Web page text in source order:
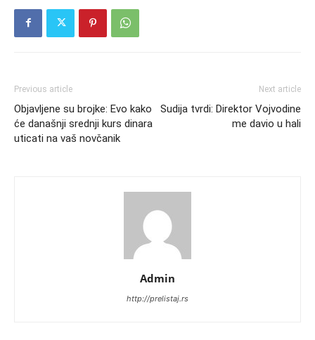
Previous article
Objavljene su brojke: Evo kako
će današnji srednji kurs dinara
uticati na vaš novčanik
Next article
Sudija tvrdi: Direktor Vojvodine
me davio u hali
Admin
http://prelistaj.rs